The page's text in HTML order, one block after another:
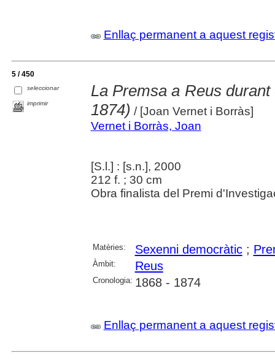
Enllaç permanent a aquest
5 / 450
seleccionar
imprimir
La Premsa a Reus
1874) / [Joan Vernet i Borràs]
Vernet i Borràs, Joan
[S.l.] : [s.n.], 2000
212 f. ; 30 cm
Obra finalista del Premi
Matèries: Sexenni democràtic;
Àmbit: Reus
Cronologia: 1868 - 1874
Enllaç permanent a aquest